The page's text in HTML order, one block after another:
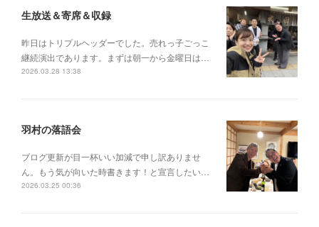
生放送＆寄席＆収録
昨日はトリプルヘッダーでした。売れっ子ごっこ
継続演出であります。まずは朝一から金曜日は…
2026.03.28 13:38
羽村の落語会
ブログ更新が目一杯いい加減で申し訳ありませ
ん。もう気が向いた時書きます！と宣言したい…
2026.03.25 00:36